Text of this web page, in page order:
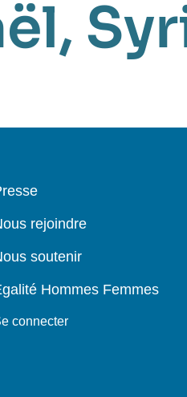
,
rejoindre
soutenir
Hommes Femmes
connecter